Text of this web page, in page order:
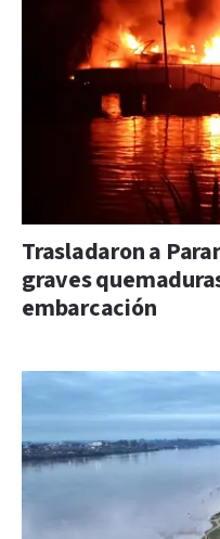
Trasladaron a
graves
embarcación